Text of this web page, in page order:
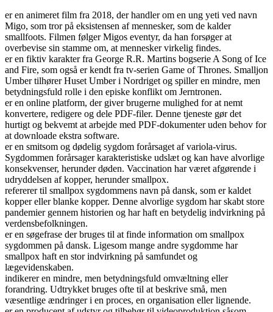
er en animeret film fra 2018, der handler om en ung yeti ved navn
Migo, som tror på eksistensen af mennesker, som de kalder
smallfoots. Filmen følger Migos eventyr, da han forsøger at
overbevise sin stamme om, at mennesker virkelig findes.
er en fiktiv karakter fra George R.R. Martins bogserie A Song of Ice
and Fire, som også er kendt fra tv-serien Game of Thrones. Smalljon
Umber tilhører Huset Umber i Nordriget og spiller en mindre, men
betydningsfuld rolle i den episke konflikt om Jerntronen.
er en online platform, der giver brugerne mulighed for at nemt
konvertere, redigere og dele PDF-filer. Denne tjeneste gør det
hurtigt og bekvemt at arbejde med PDF-dokumenter uden behov for
at downloade ekstra software.
er en smitsom og dødelig sygdom forårsaget af variola-virus.
Sygdommen forårsager karakteristiske udslæt og kan have alvorlige
konsekvenser, herunder døden. Vaccination har været afgørende i
udryddelsen af kopper, herunder smallpox.
refererer til smallpox sygdommens navn på dansk, som er kaldet
kopper eller blanke kopper. Denne alvorlige sygdom har skabt store
pandemier gennem historien og har haft en betydelig indvirkning på
verdensbefolkningen.
er en søgefrase der bruges til at finde information om smallpox
sygdommen på dansk. Ligesom mange andre sygdomme har
smallpox haft en stor indvirkning på samfundet og
lægevidenskaben.
indikerer en mindre, men betydningsfuld omvæltning eller
forandring. Udtrykket bruges ofte til at beskrive små, men
væsentlige ændringer i en proces, en organisation eller lignende.